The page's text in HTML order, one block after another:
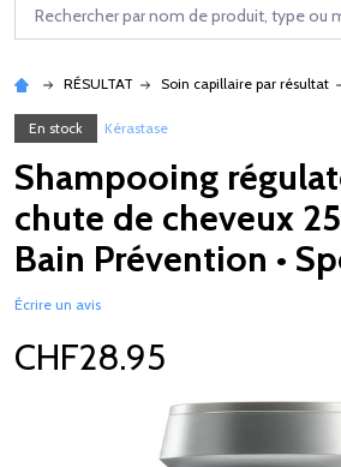
Rechercher
RÉSULTAT Soin capillaire par résultat
En stock Kérastase
Shampooing
chute de cheveux
Bain Prévention •
Écrire un avis
CHF28.95